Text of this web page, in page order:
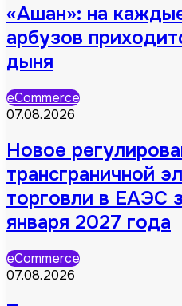
«Ашан»: на
арбузов
дыня
eCommerce
07.08.2026
Новое
трансграничной
торговли в ЕАЭС
января 2027 года
eCommerce
07.08.2026